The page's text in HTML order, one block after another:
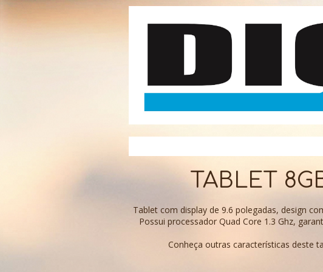
TABLET
Tablet com display de 9.6 polegadas, design
Possui processador Quad Core 1.3 Ghz,
Conheça outras características deste